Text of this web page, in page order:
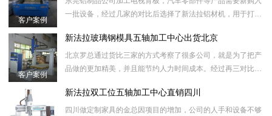
客户案例
一批设备，经过几家的对比后选择了新法拉铝材机，用于打
客户案例
新法拉玻璃钢模具五轴加工中心出货北京
北京罗总通过货比三家的方式考察了很多公司，就是为了把产
品做的更加精美，并且能节约人力时间成本。经过再三对比，
于
新法拉双工位五轴加工中心直销四川
四川做定制家具的金总因项目的增加，公司的人手和设备不够